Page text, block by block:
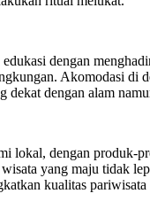
dengan
Akomodasi
dekat dengan alam
dengan produk-
yang maju tidak
kualitas